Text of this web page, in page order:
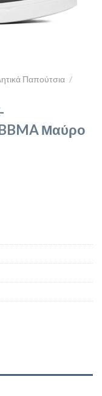
Παπούτσια /
Μαύρο